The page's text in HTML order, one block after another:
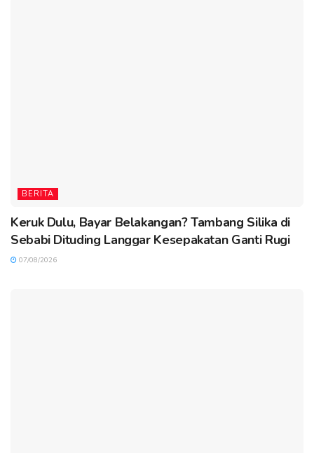
BERITA
Keruk Dulu, Bayar Belakangan? Tambang Silika di
Sebabi Dituding Langgar Kesepakatan Ganti Rugi
07/08/2026